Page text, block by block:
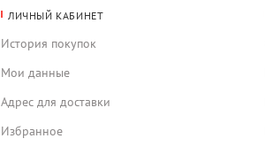
ЛИЧНЫЙ КАБИНЕТ
История покупок
Мои данные
Адрес для доставки
Избранное